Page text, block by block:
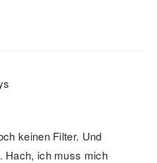
keinen Filter. Und
Hach, ich muss mich